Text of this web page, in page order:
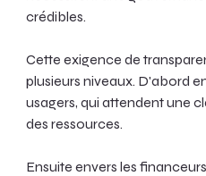
crédibles.
Cette exigence de
plusieurs niveaux. D'abord
usagers, qui attendent une
des ressources.
Ensuite envers les